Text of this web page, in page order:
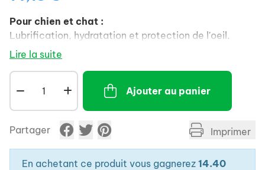
Pour chien et chat :
Lubrification, hydratation et protection de l'oeil.
Lire la suite
Ajouter au panier
Partager Imprimer
En achetant ce produit vous gagnerez 14.40